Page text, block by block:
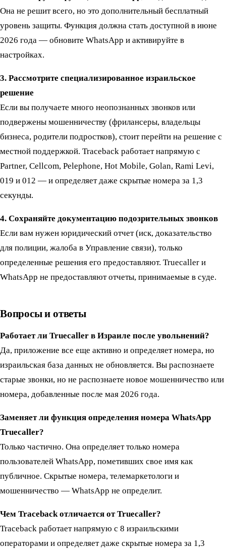
Она не решит всего, но это дополнительный бесплатный
уровень защиты. Функция должна стать доступной в июне
2026 года — обновите WhatsApp и активируйте в
настройках.
3. Рассмотрите специализированное израильское
решение
Если вы получаете много неопознанных звонков или
подвержены мошенничеству (фрилансеры, владельцы
бизнеса, родители подростков), стоит перейти на решение с
местной поддержкой. Traceback работает напрямую с
Partner, Cellcom, Pelephone, Hot Mobile, Golan, Rami Levi,
019 и 012 — и определяет даже скрытые номера за 1,3
секунды.
4. Сохраняйте документацию подозрительных звонков
Если вам нужен юридический отчет (иск, доказательство
для полиции, жалоба в Управление связи), только
определенные решения его предоставляют. Truecaller и
WhatsApp не предоставляют отчеты, принимаемые в суде.
Вопросы и ответы
Работает ли Truecaller в Израиле после увольнений?
Да, приложение все еще активно и определяет номера, но
израильская база данных не обновляется. Вы распознаете
старые звонки, но не распознаете новое мошенничество или
номера, добавленные после мая 2026 года.
Заменяет ли функция определения номера WhatsApp
Truecaller?
Только частично. Она определяет только номера
пользователей WhatsApp, пометивших свое имя как
публичное. Скрытые номера, телемаркетологи и
мошенничество — WhatsApp не определит.
Чем Traceback отличается от Truecaller?
Traceback работает напрямую с 8 израильскими
операторами и определяет даже скрытые номера за 1,3